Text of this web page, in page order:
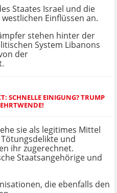
Staates Israel und die
Einflüssen an.
stehen hinter der
System Libanons
der
SCHNELLE EINIGUNG? TRUMP
sie als legitimes Mittel
und
ihr zugerechnet.
Staatsangehörige und
die ebenfalls den